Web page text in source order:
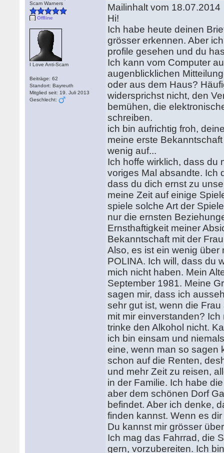
Scam Warners
Offline
I Love Anti-Scam
Beiträge: 62
Standort: Bayreuth
Mitglied seit: 19. Juli 2013
Geschlecht:
Mailinhalt vom 18.07.2014
Hi!
Ich habe heute deinen
grösser erkennen. Aber
profile gesehen und du
Ich kann vom Computer
augenblicklichen
oder aus dem Haus?
widersprichst nicht, den
bemühen, die
schreiben.
ich bin aufrichtig froh,
meine erste
wenig auf...
Ich hoffe wirklich, dass du
voriges Mal absandte. Ich
dass du dich ernst zu
meine Zeit auf einige
spiele solche Art der
nur die ernsten
Ernsthaftigkeit meiner
Bekanntschaft mit der
Also, es ist ein wenig
POLINA. Ich will, dass du
mich nicht haben. Mein
September 1981. Meine
sagen mir, dass ich
sehr gut ist, wenn die
mit mir einverstanden?
trinke den Alkohol nicht.
ich bin einsam und
eine, wenn man so sagen
schon auf die Renten,
und mehr Zeit zu reisen,
in der Familie. Ich habe
aber dem schönen Dorf
befindet. Aber ich denke,
finden kannst. Wenn es
Du kannst mir grösser
Ich mag das Fahrrad, die
gern, vorzubereiten. Ich